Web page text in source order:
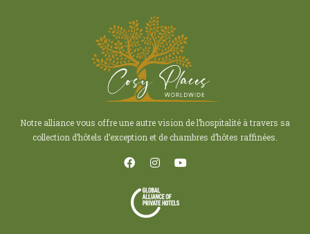
Notre alliance vous offre une autre vision de l’hospitalité à travers sa
collection d’hôtels d’exception et de chambres d’hôtes raffinées.